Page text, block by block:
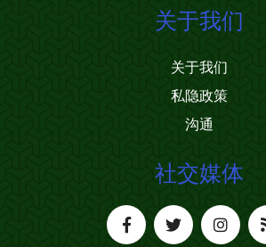
关于我们
关于我们
私隐政策
沟通
社交媒体